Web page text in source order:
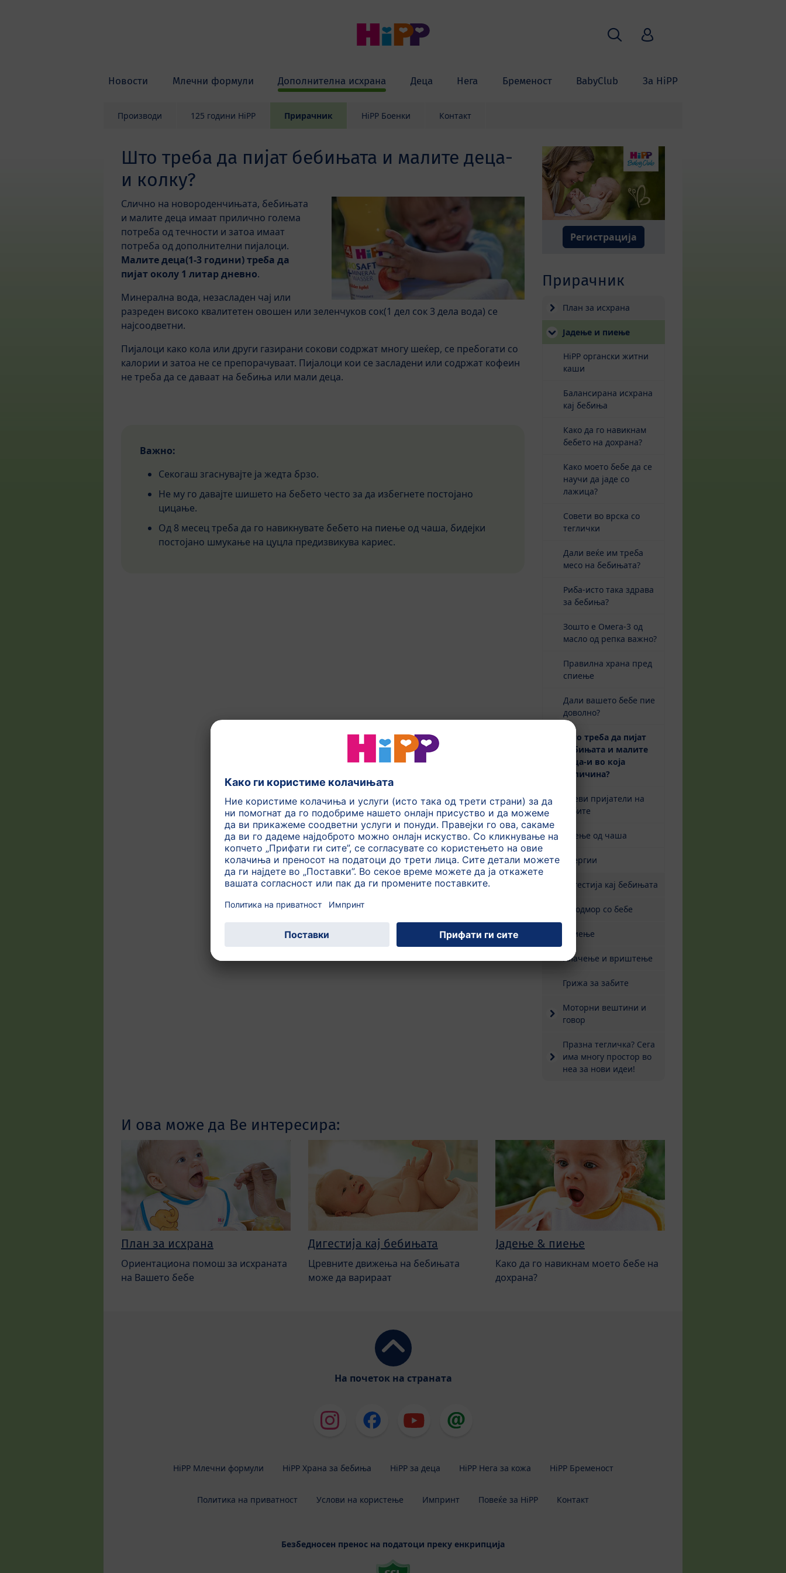
Новости Млечни формули Дополнителна исхрана Деца Нега Бременост BabyClub За HiPP
Пребарување
HiPP Babyclub
Производи 125 години HiPP Прирачник HiPP Боенки Контакт
Што треба да пијат бебињата и малите деца-
и колку?
Слично на новороденчињата, бебињата
и малите деца имаат прилично голема
потреба од течности и затоа имаат
потреба од дополнителни пијалоци.
Малите деца(1-3 години) треба да
пијат околу 1 литар дневно.
Минерална вода, незасладен чај или
разреден високо квалитетен овошен или зеленчуков сок(1 дел сок 3 дела вода) се
најсоодветни.
Пијалоци како кола или други газирани сокови содржат многу шеќер, се пребогати со
калории и затоа не се препорачуваат. Пијалоци кои се засладени или содржат кофеин
не треба да се даваат на бебиња или мали деца.
Важно:
Секогаш згаснувајте ја жедта брзо.
Не му го давајте шишето на бебето често за да избегнете постојано
цицање.
Од 8 месец треба да го навикнувате бебето на пиење од чаша, бидејки
постојано шмукање на цуцла предизвикува кариес.
Регистрација
Прирачник
План за исхрана
Јадење и пиење
HiPP органски житни
каши
Балансирана исхрана
кај бебиња
Како да го навикнам
бебето на дохрана?
Како моето бебе да се
научи да јаде со
лажица?
Совети во врска со
теглички
Дали веќе им треба
месо на бебињата?
Риба-исто така здрава
за бебиња?
Зошто е Омега-3 од
масло од репка важно?
Правилна храна пред
спиење
Дали вашето бебе пие
доволно?
Што треба да пијат
бебињата и малите
деца-и во која
количина?
Чаеви пријатели на
забите
Пиење од чаша
Алергии
Дигестија кај бебињата
На одмор со бебе
Спиење
Плачење и вриштење
Грижа за забите
Моторни вештини и
говор
Празна тегличка? Сега
има многу простор во
неа за нови идеи!
И ова може да Ве интересира:
План за исхрана
Ориентациона помош за исхраната
на Вашето бебе
Дигестија кај бебињата
Цревните движења на бебињата
може да варираат
Јадење & пиење
Како да го навикнам моето бебе на
дохрана?
На почеток на страната
HiPP Млечни формули HiPP Храна за бебиња HiPP за деца HiPP Нега за кожа HiPP Бременост
Политика на приватност Услови на користење Импринт Повеќе за HiPP Контакт
Безбедносен пренос на податоци преку енкрипција